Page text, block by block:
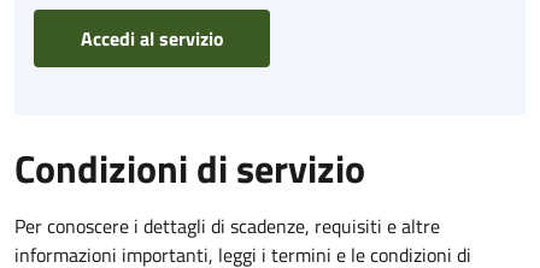
Accedi al servizio
Condizioni di servizio
Per conoscere i dettagli di scadenze, requisiti e altre
informazioni importanti, leggi i termini e le condizioni di